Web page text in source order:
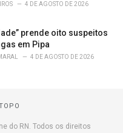
4 DE AGOSTO DE 2026
prende oito suspeitos
em Pipa
4 DE AGOSTO DE 2026
do RN. Todos os direitos